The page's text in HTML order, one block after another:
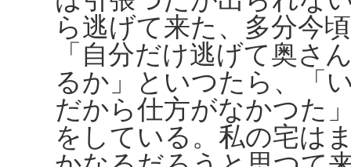
ら逃げて来た、多分今
「自分だけ逃げて奥さ
るか」といつたら、「
だから仕方がなかつた
をしている。私の宅は